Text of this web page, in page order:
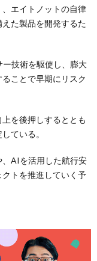
、エイトノットの自律
た製品を開発するた
技術を駆使し、膨大
ことで早期にリスク
を後押しするととも
ている。
AIを活用した航行安
トを推進していく予